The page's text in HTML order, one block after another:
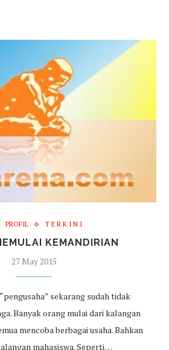
PROFIL T E R K I N I
KEMANDIRIAN
27 May 2015
sekarang sudah tidak
Banyak orang mulai dari kalangan
mencoba berbagai usaha. Bahkan
mahasiswa. Seperti…